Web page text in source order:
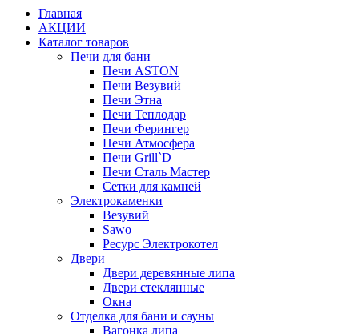
Главная
АКЦИИ
Каталог товаров
Печи для бани
Печи ASTON
Печи Везувий
Печи Этна
Печи Теплодар
Печи Ферингер
Печи Атмосфера
Печи Grill`D
Печи Сталь Мастер
Сетки для камней
Электрокаменки
Везувий
Sawo
Ресурс Электрокотел
Двери
Двери деревянные липа
Двери стеклянные
Окна
Отделка для бани и сауны
Вагонка липа